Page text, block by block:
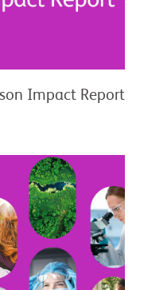
Impact Report